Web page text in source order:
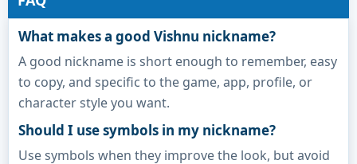
What makes a good Vishnu nickname?
A good nickname is short enough to remember, easy
to copy, and specific to the game, app, profile, or
character style you want.
Should I use symbols in my nickname?
Use symbols when they improve the look, but avoid